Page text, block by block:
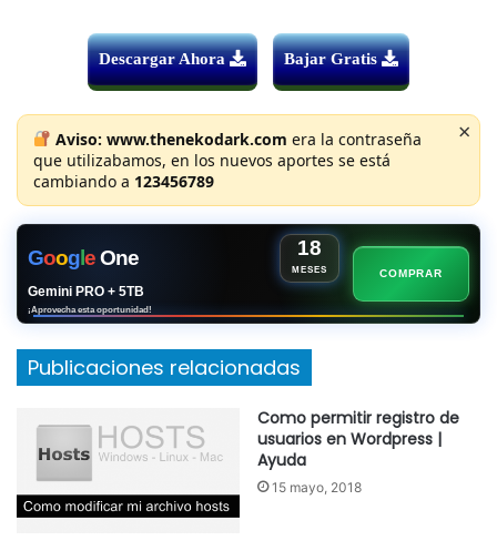
Descargar Ahora Bajar Gratis
Aviso: www.thenekodark.com era la contraseña
que utilizabamos, en los nuevos aportes se está
cambiando a 123456789
×
GoogeOne 18
MESES
Gemini PRO + 5TB
¡Aprovecha esta oportunidad!
COMPRAR
Publicaciones relacionadas
Como permitir registro de
usuarios en Wordpress |
Ayuda
15 mayo, 2018